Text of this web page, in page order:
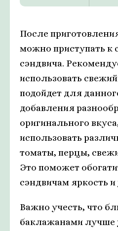
После
можно приступать к
сэндвича.
использовать
подойдет для
добавления
оригинального
использовать
томаты, перцы,
Это поможет
сэндвичам яркость
Важно учесть, что
баклажанами лучше